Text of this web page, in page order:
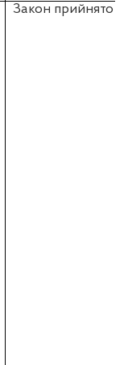
Закон прийнято